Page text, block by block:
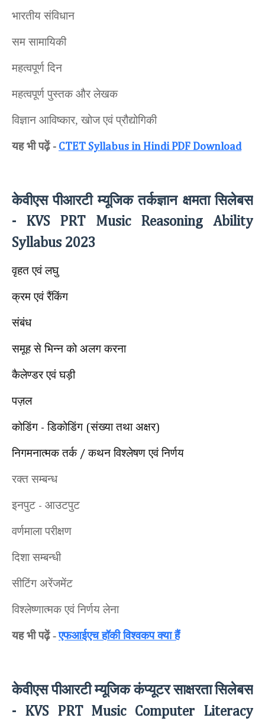
भारतीय संविधान
सम सामायिकी
महत्वपूर्ण दिन
महत्वपूर्ण पुस्तक और लेखक
विज्ञान आविष्कार, खोज एवं प्रौद्योगिकी
यह भी पढ़ें - CTET Syllabus in Hindi PDF Download
केवीएस पीआरटी म्यूजिक तर्कज्ञान क्षमता सिलेबस
- KVS PRT Music Reasoning Ability
Syllabus 2023
वृहत एवं लघु
क्रम एवं रैंकिंग
संबंध
समूह से भिन्न को अलग करना
कैलेण्डर एवं घड़ी
पज़ल
कोडिंग - डिकोडिंग (संख्या तथा अक्षर)
निगमनात्मक तर्क / कथन विश्लेषण एवं निर्णय
रक्त सम्बन्ध
इनपुट - आउटपुट
वर्णमाला परीक्षण
दिशा सम्बन्धी
सीटिंग अरेंजमेंट
विश्लेष्णात्मक एवं निर्णय लेना
यह भी पढ़ें -एफआईएच हॉकी विश्वकप क्या हैं
केवीएस पीआरटी म्यूजिक कंप्यूटर साक्षरतासिलेबस
- KVS PRT Music Computer Literacy